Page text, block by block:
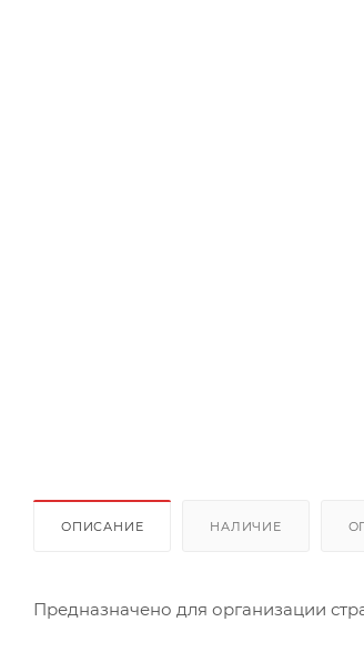
ОПИСАНИЕ НАЛИЧИЕ
Предназначено для организации